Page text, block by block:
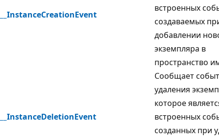
__InstanceCreationEvent
встроенных
создаваемых
добавлении
экземпляра в
пространство
__InstanceDeletionEvent
Сообщает
удаления
которое
встроенных
созданных при